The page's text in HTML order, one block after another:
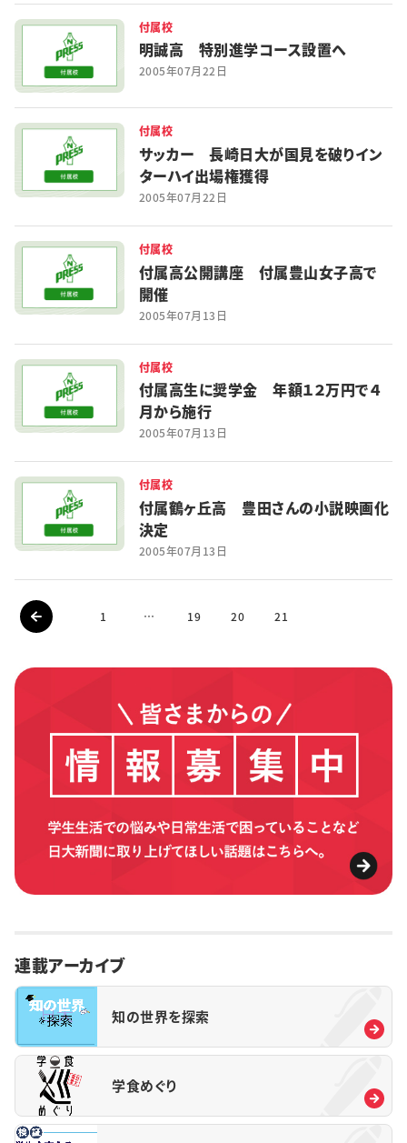
付属校
明誠高 特別進学コース設置へ
2005年07月22日
付属校
サッカー 長崎日大が国見を破りイン
ターハイ出場権獲得
2005年07月22日
付属校
付属高公開講座 付属豊山女子高で
開催
2005年07月13日
付属校
付属高生に奨学金 年額１２万円で４
月から施行
2005年07月13日
付属校
付属鶴ヶ丘高 豊田さんの小説映画化
決定
2005年07月13日
1 … 19 20 21
連載アーカイブ
知の世界を探索
学食めぐり